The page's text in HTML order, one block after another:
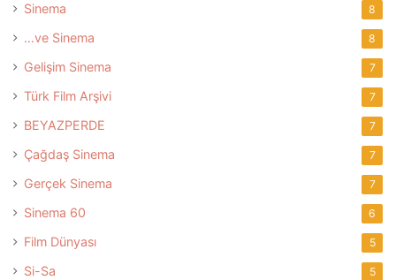
Sinema 8
…ve Sinema 8
Gelişim Sinema 7
Türk Film Arşivi 7
BEYAZPERDE 7
Çağdaş Sinema 7
Gerçek Sinema 7
Sinema 60 6
Film Dünyası 5
Si-Sa 5